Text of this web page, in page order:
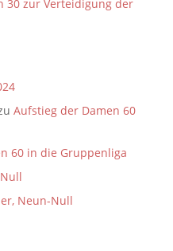
30 zur Verteidigung der
Aufstieg der Damen 60
60 in die Gruppenliga
Neun-Null